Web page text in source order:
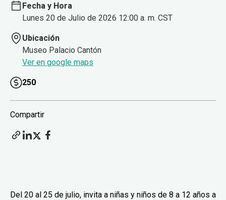
Fecha y Hora
Lunes 20 de Julio de 2026 12:00 a. m. CST
Ubicación
Museo Palacio Cantón
Ver en google maps
250
Compartir
Del 20 al 25 de julio, invita a niñas y niños de 8 a 12 años a